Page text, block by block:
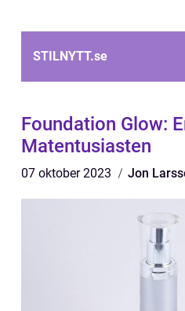
STILNYTT.se
Foundation Glow:
Matentusiasten
07 oktober 2023 Jon